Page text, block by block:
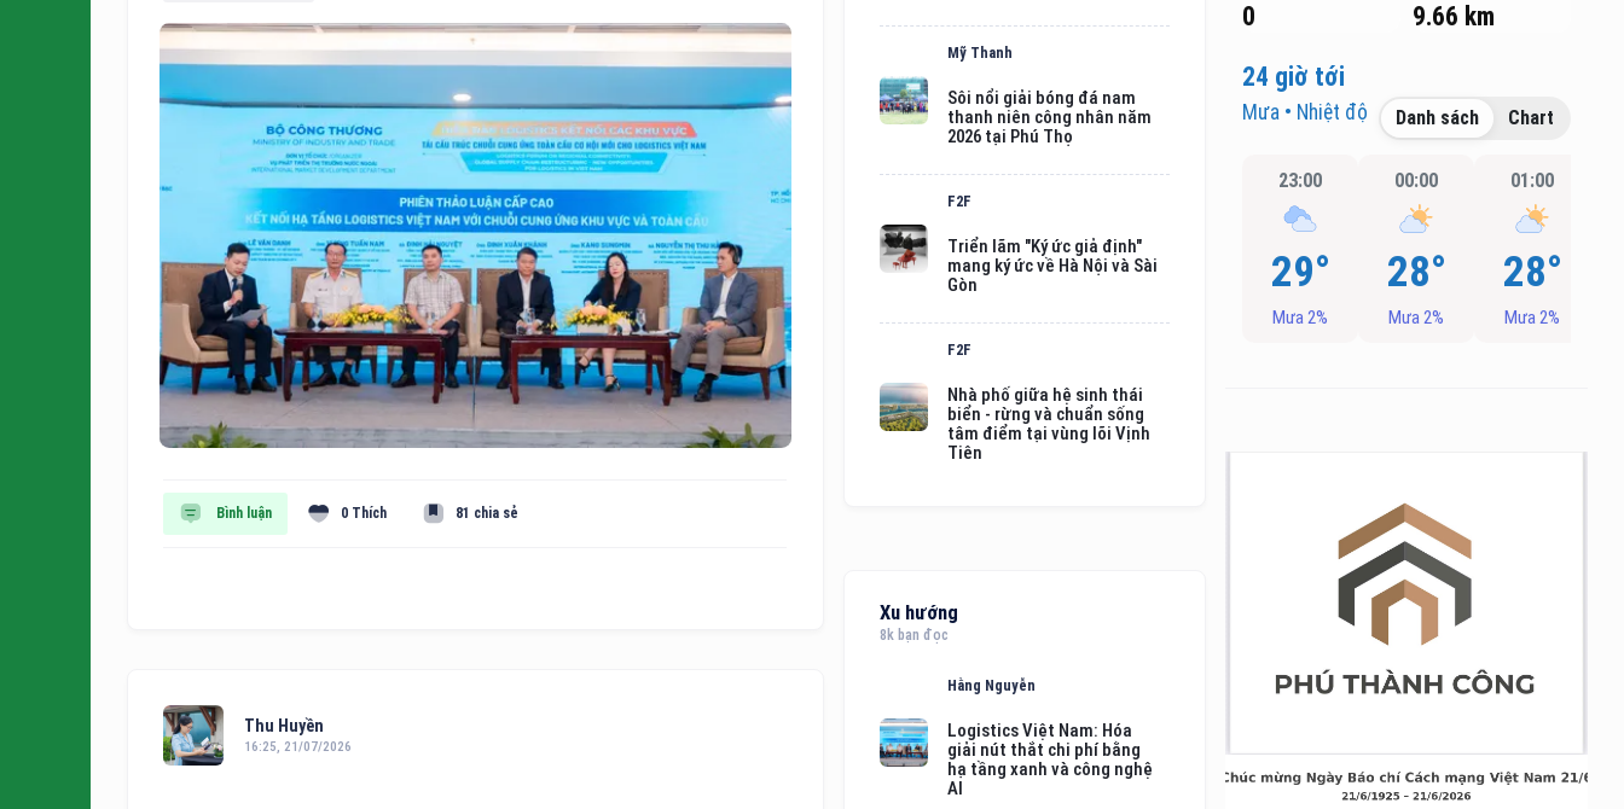
Bình luận 0 Thích 81 chia sẻ
Thu Huyền
16:25, 21/07/2026
Mỹ Thanh
Sôi nổi giải bóng đá nam
thanh niên công nhân năm
2026 tại Phú Thọ
F2F
Triển lãm "Ký ức giả định"
mang ký ức về Hà Nội và Sài
Gòn
F2F
Nhà phố giữa hệ sinh thái
biển - rừng và chuẩn sống
tâm điểm tại vùng lõi Vịnh
Tiên
Xu hướng
8k bạn đọc
Hằng Nguyễn
Logistics Việt Nam: Hóa
giải nút thắt chi phí bằng
hạ tầng xanh và công nghệ
AI
0
9.66 km
24 giờ tới
Mưa • Nhiệt độ Danh sách Chart
23:00
29°
Mưa 2%
00:00
28°
Mưa 2%
01:00
28°
Mưa 2%